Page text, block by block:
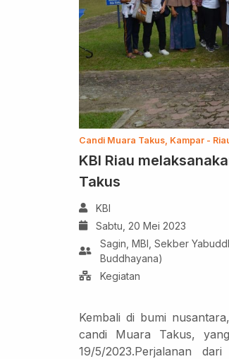
Candi Muara Takus, Kampar -
KBI Riau
Takus
KBI
Sabtu, 20 Mei 2023
Sagin, MBI, Sekber
Buddhayana)
Kegiatan
Kembali di bumi
candi Muara Takus,
19/5/2023.Perjalanan